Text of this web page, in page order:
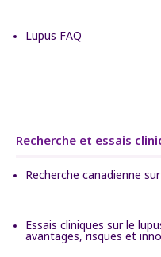
Lupus FAQ
Recherche et essais
Recherche canadienne
Essais cliniques sur le
avantages, risques et